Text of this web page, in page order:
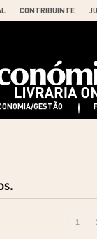
CONTRIBUINTE
GESTÃO
1